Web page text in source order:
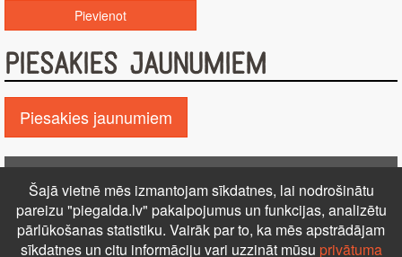
PIESAKIES JAUNUMIEM
Piesakies jaunumiem
Kontakti Reklāma Par mums
Autortiesības
PRIVĀTUMA POLITIKA
NOTEIKUMI – DISTANCES
LĪGUMS
Uz augšu ↑
Šajā vietnē mēs izmantojam sīkdatnes, lai nodrošinātu
pareizu "piegalda.lv" pakalpojumus un funkcijas, analizētu
pārlūkošanas statistiku. Vairāk par to, ka mēs apstrādājam
sīkdatnes un citu informāciju vari uzzināt mūsu privātuma